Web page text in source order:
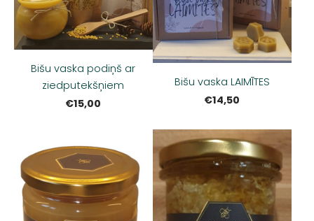
Bišu vaska podiņš ar
ziedputekšņiem
€15,00
Bišu vaska LAIMĪTES
€14,50